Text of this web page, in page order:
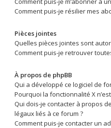
Comment puis-je résilier mes
Pièces jointes
Quelles pièces jointes sont
Comment puis-je retrouver
À propos de phpBB
Qui a développé ce logiciel de
Pourquoi la fonctionnalité X
Qui dois-je contacter à propos
légaux liés à ce forum ?
Comment puis-je contacter un